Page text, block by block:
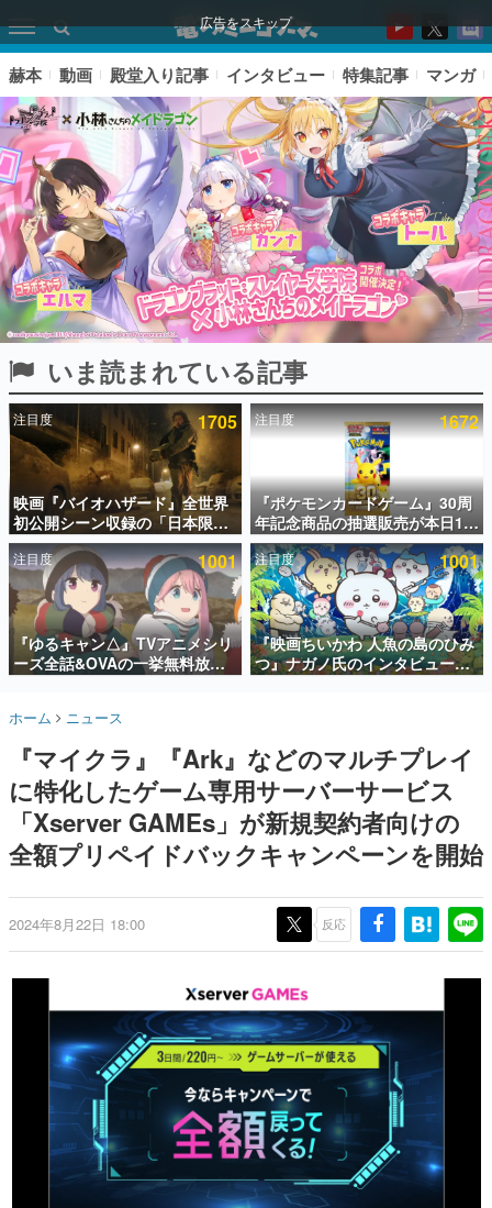
広告をスキップ
ピックアップ
電ファミのいま読まれている記事ランキング
アプリセール情報
インタビュー
連載・特集一覧
殿堂入り記事
SNS拡散数が数千以上！ ページビュー数万以上！ などな
ど。多くの人々に読まれた、電ファミ渾身の“殿堂入り”記
事をまとめました。
名作ゲームクリエイターの方々に製作時のエピソードをお
きます。
赫本
この物語を解いてはいけない。『赫本』は、〈試験問題〉
の形をした短編ホラー小説集です。
これからのデジタルゲーム市場を担う若きクリエイター達
の姿を追い、彼らのルーツと情熱を探っていきます。
ゲームに多大な影響を受けた作家さんに取材し、ゲームが
日本のコンテンツ産業やカルチャーに与えた影響を探る企
画です。
日本モバイルゲーム産業史
日本のモバイルゲーム史における主要なトピック・タイト
ルを網羅するほか、開発者へのインタビューや識者による
解説を掲載。約20年の歴史が一望できる決定版！
若ゲのいたり〜ゲームクリエイターの青春〜
『うつヌケ』『ペンと箸』等で知られるマンガ家・田中圭
一先生によるゲーム業界レポートマンガです。
赫本 動画 殿堂入り記事 インタビュー 特集記事 マンガ
いま読まれている記事
注目度 1705
映画『バイオハザード』全世界
初公開シーン収録の「日本限
定」予告映像が解禁。バイオの
日（8月10日）にあわせて、
「ラクーンシティ総合病院」へ
行く配達人の姿が披露
注目度 1672
『ポケモンカードゲーム』30周
年記念商品の抽選販売が本日12
時より開始。拡張パック「30th
CELEBRATION」のボックス
に、「プレミアムデッキセット
エーフィ・ブラッキー」
「FUTURISTIC BOX」の計3商
品
注目度 1001
『ゆるキャン△』TVアニメシリ
ーズ全話&OVAの一挙無料放送
がABEMAで開催決定。8月11日
注目度 1001
『映画ちいかわ 人魚の島のひみ
つ』ナガノ氏のインタビューが
解禁。もしまた映画をやれるな
ホーム ニュース
『マイクラ』『Ark』などのマルチプレイ
に特化したゲーム専用サーバーサービス
「Xserver GAMEs」が新規契約者向けの
全額プリペイドバックキャンペーンを開始
2024年8月22日 18:00 反応